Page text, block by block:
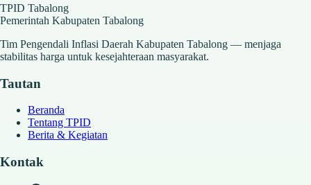
TPID Tabalong
Pemerintah Kabupaten Tabalong
Tim Pengendali Inflasi Daerah Kabupaten Tabalong — menjaga
stabilitas harga untuk kesejahteraan masyarakat.
Tautan
Beranda
Tentang TPID
Berita & Kegiatan
Kontak